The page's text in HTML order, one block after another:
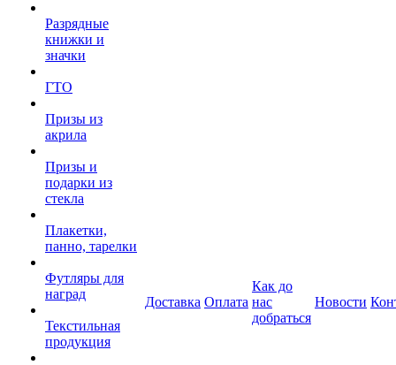
Разрядные
книжки и
значки
ГТО
Призы из
акрила
Призы и
подарки из
стекла
Плакетки,
панно, тарелки
Футляры для
наград
Текстильная
продукция
Доставка Оплата
Как до
нас
добраться
Новости